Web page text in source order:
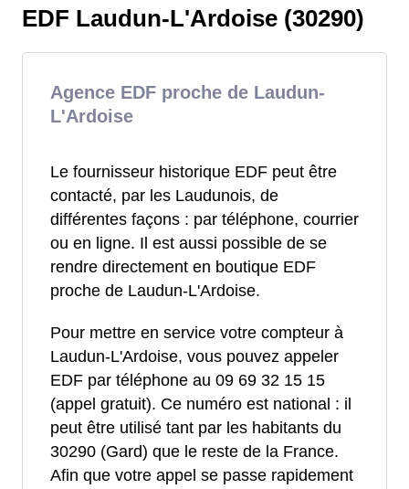
EDF Laudun-L'Ardoise (30290)
Agence EDF proche de Laudun-
L'Ardoise
Le fournisseur historique EDF peut être
contacté, par les Laudunois, de
différentes façons : par téléphone, courrier
ou en ligne. Il est aussi possible de se
rendre directement en boutique EDF
proche de Laudun-L'Ardoise.
Pour mettre en service votre compteur à
Laudun-L'Ardoise, vous pouvez appeler
EDF par téléphone au 09 69 32 15 15
(appel gratuit). Ce numéro est national : il
peut être utilisé tant par les habitants du
30290 (Gard) que le reste de la France.
Afin que votre appel se passe rapidement